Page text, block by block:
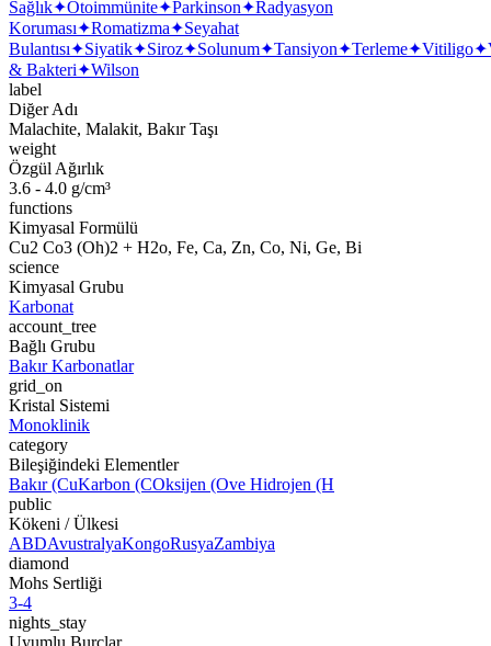
Sağlık✦Otoimmünite✦Parkinson✦Radyasyon
Koruması✦Romatizma✦Seyahat
Bulantısı✦Siyatik✦Siroz✦Solunum✦Tansiyon✦Terleme✦Vitiligo✦
& Bakteri✦Wilson
label
Diğer Adı
Malachite, Malakit, Bakır Taşı
weight
Özgül Ağırlık
3.6 - 4.0 g/cm³
functions
Kimyasal Formülü
Cu2 Co3 (Oh)2 + H2o, Fe, Ca, Zn, Co, Ni, Ge, Bi
science
Kimyasal Grubu
Karbonat
account_tree
Bağlı Grubu
Bakır Karbonatlar
grid_on
Kristal Sistemi
Monoklinik
category
Bileşiğindeki Elementler
Bakır (CuKarbon (COksijen (Ove Hidrojen (H
public
Kökeni / Ülkesi
ABDAvustralyaKongoRusyaZambiya
diamond
Mohs Sertliği
3-4
nights_stay
Uyumlu Burçlar